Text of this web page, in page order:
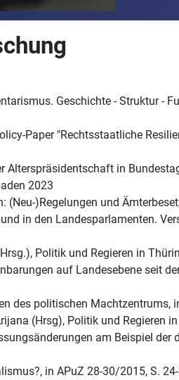
Geschichte - Struktur -
Paper "Rechtsstaatliche
Alterspräsidentschaft in
2023
)Regelungen und
in den Landesparlamenten.
Politik und Regieren in
auf Landesebene seit
des politischen Machtzentrums,
(Hrsg), Politik und Regieren
am Beispiel
in APuZ 28-30/2015, S.